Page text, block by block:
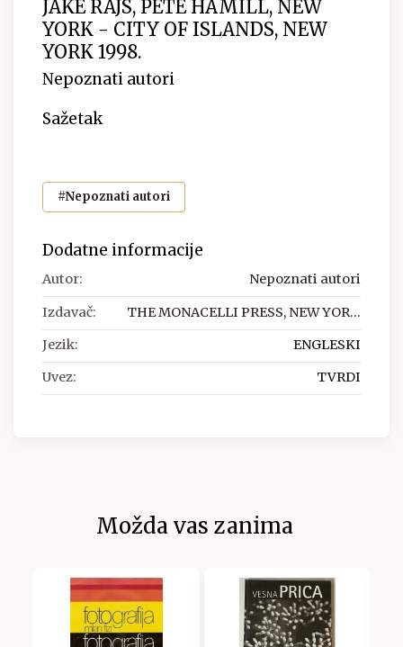
JAKE RAJS, PETE HAMILL, NEW
YORK - CITY OF ISLANDS, NEW
YORK 1998.
Nepoznati autori
Sažetak
#Nepoznati autori
Dodatne informacije
Autor: Nepoznati autori
Izdavač: THE MONACELLI PRESS, NEW YOR...
Jezik: ENGLESKI
Uvez: TVRDI
Možda vas zanima